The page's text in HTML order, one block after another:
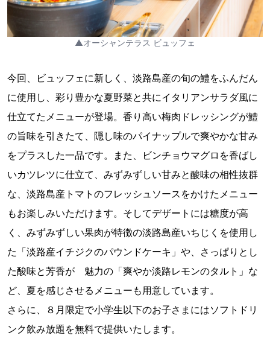
▲オーシャンテラス ビュッフェ
今回、ビュッフェに新しく、淡路島産の旬の鱧をふんだん
に使用し、彩り豊かな夏野菜と共にイタリアンサラダ風に
仕立てたメニューが登場。香り高い梅肉ドレッシングが鱧
の旨味を引きたて、隠し味のパイナップルで爽やかな甘み
をプラスした一品です。また、ビンチョウマグロを香ばし
いカツレツに仕立て、みずみずしい甘みと酸味の相性抜群
な、淡路島産トマトのフレッシュソースをかけたメニュー
もお楽しみいただけます。そしてデザートには糖度が高
く、みずみずしい果肉が特徴の淡路島産いちじくを使用し
た「淡路産イチジクのパウンドケーキ」や、さっぱりとし
た酸味と芳香が 魅力の「爽やか淡路レモンのタルト」な
ど、夏を感じさせるメニューも用意しています。
さらに、８月限定で小学生以下のお子さまにはソフトドリ
ンク飲み放題を無料で提供いたします。